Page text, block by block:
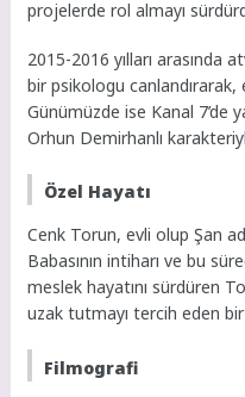
projelerde rol almayı
2015-2016 yılları arasında
bir psikologu canlandırarak,
Günümüzde ise Kanal 7’de
Orhun Demirhanlı
Özel Hayatı
Cenk Torun, evli olup Şan
Babasının intiharı ve bu
meslek hayatını sürdüren
uzak tutmayı tercih eden
Filmografi